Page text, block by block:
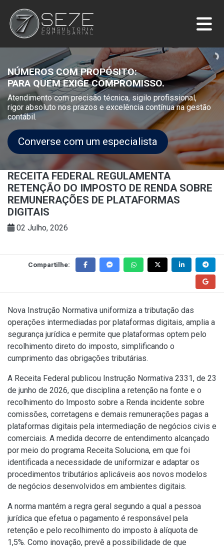
NÚMEROS COM PROPÓSITO:
PARA QUEM EXIGE COMPROMISSO.
Atendimento com precisão técnica, sigilo profissional,
rigor absoluto nos prazos e excelência contínua na gestão
contábil.
Converse com um especialista
RECEITA FEDERAL REGULAMENTA
RETENÇÃO DO IMPOSTO DE RENDA SOBRE
REMUNERAÇÕES DE PLATAFORMAS
DIGITAIS
02 Julho, 2026
Compartilhe:
Nova Instrução Normativa uniformiza a tributação das
operações intermediadas por plataformas digitais, amplia a
segurança jurídica e permite que plataformas optem pelo
recolhimento direto do imposto, simplificando o
cumprimento das obrigações tributárias.
A Receita Federal publicou Instrução Normativa 2331, de 23
de junho de 2026, que disciplina a retenção na fonte e o
recolhimento do Imposto sobre a Renda incidente sobre
comissões, corretagens e demais remunerações pagas a
plataformas digitais pela intermediação de negócios civis e
comerciais. A medida decorre de entendimento alcançado
por meio do programa Receita Soluciona, em que foi
identificada a necessidade de uniformizar e adaptar os
procedimentos tributários aplicáveis aos novos modelos
de negócios desenvolvidos em ambientes digitais.
A norma mantém a regra geral segundo a qual a pessoa
jurídica que efetua o pagamento é responsável pela
retenção e pelo recolhimento do imposto à alíquota de
1,5%. Como inovação, prevê a possibilidade de que